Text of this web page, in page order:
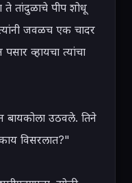
ते तांदुळाचे पीप शोधू
जवळच एक चादर
व्हायचा त्यांचा
बायकोला उठवले. तिने
विसरलात?"